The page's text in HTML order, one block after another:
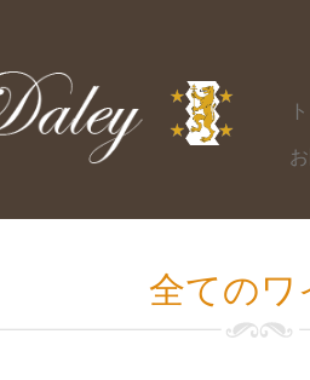
全てのワ